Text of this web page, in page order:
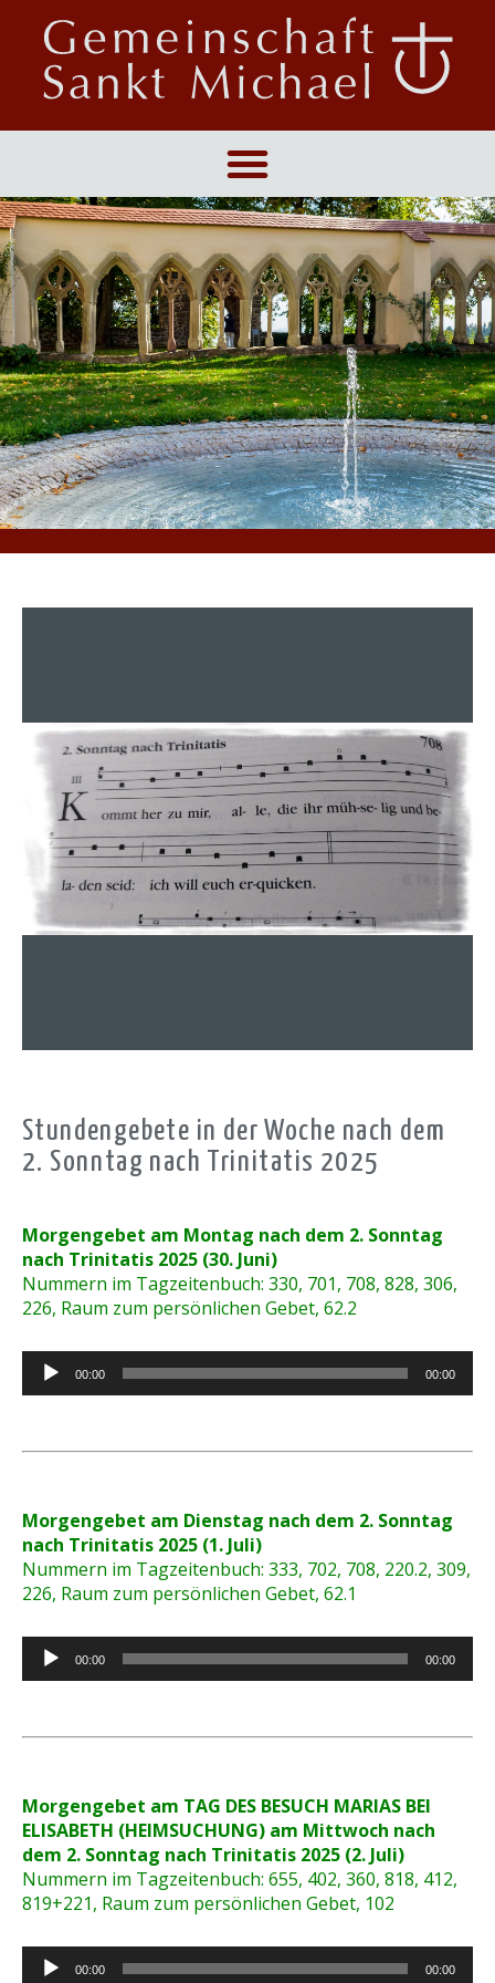
Stundengebete in der Woche nach dem
2. Sonntag nach Trinitatis 2025
Morgengebet am Montag nach dem 2. Sonntag
nach Trinitatis 2025 (30. Juni)
Nummern im Tagzeitenbuch: 330, 701, 708, 828, 306,
226, Raum zum persönlichen Gebet, 62.2
Audio-
Player
00:00 00:00
Morgengebet am Dienstag nach dem 2. Sonntag
nach Trinitatis 2025 (1. Juli)
Nummern im Tagzeitenbuch: 333, 702, 708, 220.2, 309,
226, Raum zum persönlichen Gebet, 62.1
Audio-
Player
00:00 00:00
Morgengebet am TAG DES BESUCH MARIAS BEI
ELISABETH (HEIMSUCHUNG) am Mittwoch nach
dem 2. Sonntag nach Trinitatis 2025 (2. Juli)
Nummern im Tagzeitenbuch: 655, 402, 360, 818, 412,
819+221, Raum zum persönlichen Gebet, 102
Audio-
00:00 00:00